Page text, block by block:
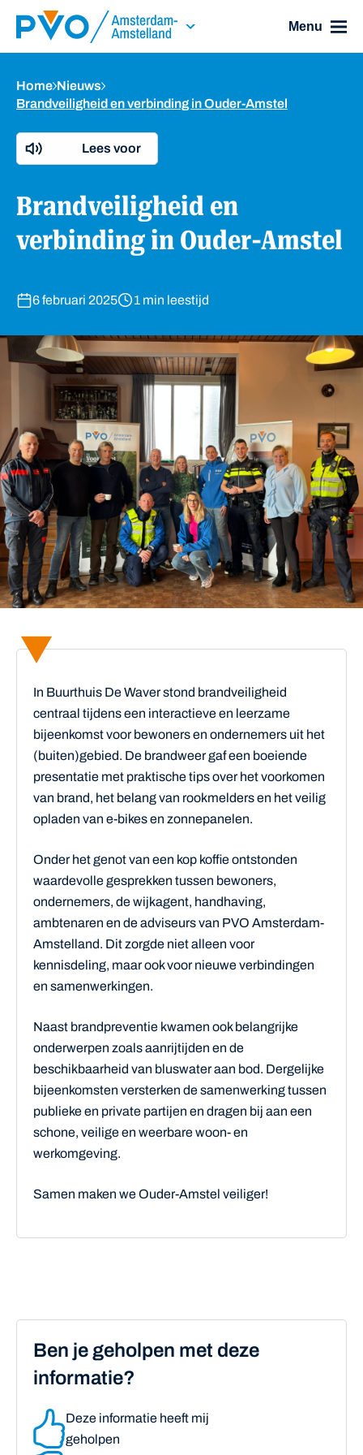
Skip Navigation or Skip to Content
Menu
Home
Nieuws
Brandveiligheid en verbinding in Ouder-Amstel
Lees voor
Brandveiligheid en
verbinding in Ouder-Amstel
6 februari 2025 1 min leestijd
In Buurthuis De Waver stond brandveiligheid
centraal tijdens een interactieve en leerzame
bijeenkomst voor bewoners en ondernemers uit het
(buiten)gebied. De brandweer gaf een boeiende
presentatie met praktische tips over het voorkomen
van brand, het belang van rookmelders en het veilig
opladen van e-bikes en zonnepanelen.
Onder het genot van een kop koffie ontstonden
waardevolle gesprekken tussen bewoners,
ondernemers, de wijkagent, handhaving,
ambtenaren en de adviseurs van PVO Amsterdam-
Amstelland. Dit zorgde niet alleen voor
kennisdeling, maar ook voor nieuwe verbindingen
en samenwerkingen.
Naast brandpreventie kwamen ook belangrijke
onderwerpen zoals aanrijtijden en de
beschikbaarheid van bluswater aan bod. Dergelijke
bijeenkomsten versterken de samenwerking tussen
publieke en private partijen en dragen bij aan een
schone, veilige en weerbare woon- en
werkomgeving.
Samen maken we Ouder-Amstel veiliger!
Ben je geholpen met deze
informatie?
Deze informatie heeft mij
geholpen